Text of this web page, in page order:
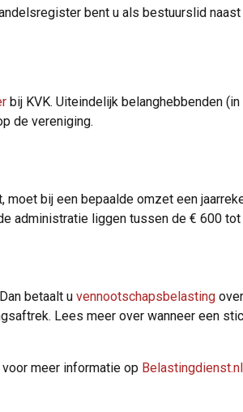
bent u als bestuurslid
bij KVK. Uiteindelijk belanghebbenden
de vereniging.
bij een bepaalde omzet een
administratie liggen tussen de € 600 tot
betaalt u vennootschapsbelasting
Lees meer over wanneer een
meer informatie op Belastingdienst.nl